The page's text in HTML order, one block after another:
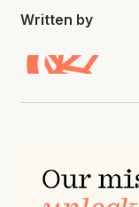
Written by